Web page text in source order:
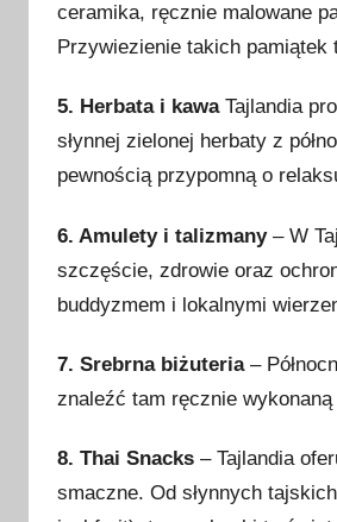
ceramika, ręcznie malowane
Przywiezienie takich
5. Herbata i kawaTajlandia
słynnej zielonej herbaty z
pewnością przypomną o
6. Amulety i talizmany– W
szczęście, zdrowie oraz
buddyzmem i lokalnymi
7. Srebrna biżuteria–
znaleźć tam ręcznie
8. Thai Snacks – Tajlandia
smaczne. Od słynnych